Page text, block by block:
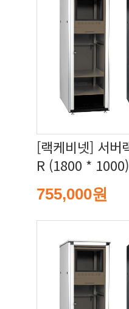
R (1800 * 1000)
755,000원